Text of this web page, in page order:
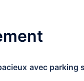
avec parking